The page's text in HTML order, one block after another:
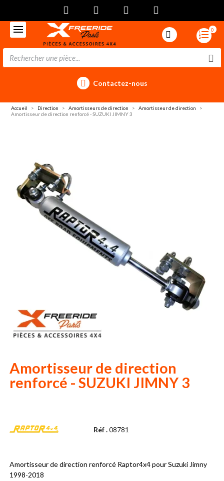
0
Contactez-nous
Accueil Direction Amortisseurs de direction
Amortisseur de direction
Amortisseur de direction renforcé - SUZUKI JIMNY 3
Amortisseur de direction
renforcé - SUZUKI JIMNY 3
Réf .08781
Amortisseur de direction renforcé Raptor4x4 pour Suzuki Jimny
1998-2018